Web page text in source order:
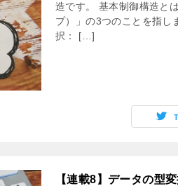
造です。 基本制御構造と
プ）」の3つのことを指
択： […]
【連載8】データの型